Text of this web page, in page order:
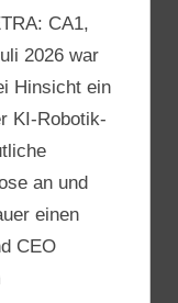
CA1,
2026 war
Hinsicht ein
KI-Robotik-
an und
einen
CEO